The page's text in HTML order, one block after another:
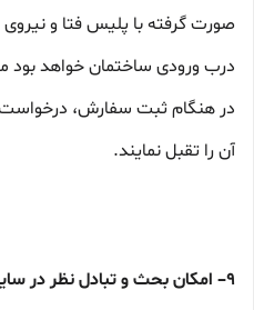
صورت گرفته با پلیس فتا و
درب ورودی ساختمان خواهد بود
در هنگام ثبت سفارش،
آن را تقبل نمایند.
۹– امکان بحث و تبادل نظر در سایت